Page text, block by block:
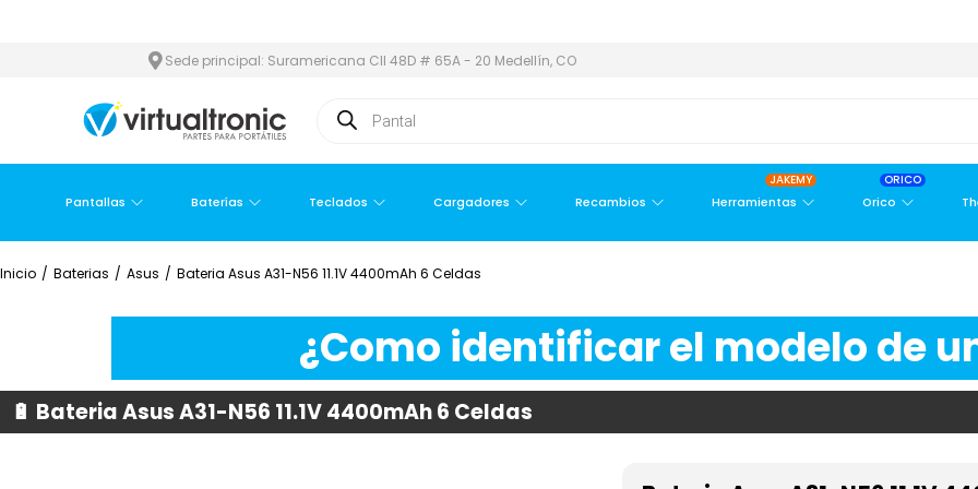
Sede principal: Suramericana Cll 48D # 65A - 20 Medellín, CO
Pantallas Baterías Teclados Cargadores Recambios Herramientas
JAKEMY
Orico
ORICO
Inicio / Baterias / Asus / Bateria Asus A31-N56 11.1V 4400mAh 6 Celdas
¿Como identificar el modelo de
🔋 Bateria Asus A31-N56 11.1V 4400mAh 6 Celdas